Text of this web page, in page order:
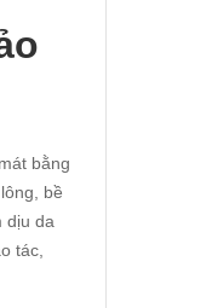
bằng
bề
dịu da
tác,